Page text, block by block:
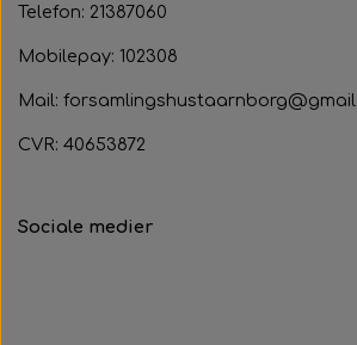
Telefon: 21387060
Mobilepay: 102308
Mail:
CVR: 40653872
Sociale medier